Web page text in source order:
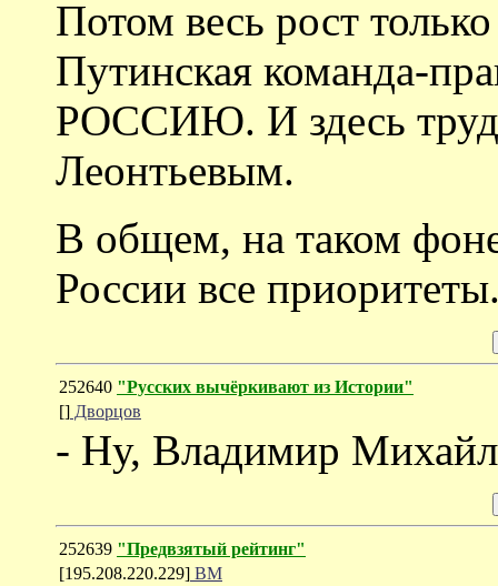
Потом весь рост
Путинская команда-
РОССИЮ. И здесь
Леонтьевым.
В общем, на таком
России все
252640 "Русских вычёркивают из Истории"
[] Дворцов
- Ну, Владимир
252639 "Предвзятый рейтинг"
[195.208.220.229] ВМ